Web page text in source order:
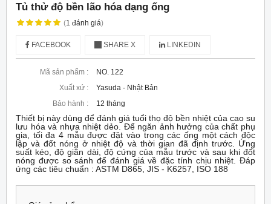
Tủ thử độ bền lão hóa dạng ống
(1 đánh giá)
FACEBOOK SHARE X LINKEDIN
Mã sản phẩm :
NO. 122
Xuất xứ :
Yasuda - Nhật Bản
Bảo hành :
12 tháng
Thiết bị này dùng để đánh giá tuổi thọ độ bền nhiệt của cao su
lưu hóa và nhựa nhiệt dẻo. Để ngăn ảnh hưởng của chất phụ
gia, tối đa 4 mẫu được đặt vào trong các ống một cách độc
lập và đốt nóng ở nhiệt độ và thời gian đã định trước. Ứng
suất kéo, độ giãn dài, độ cứng của mẫu trước và sau khi đốt
nóng được so sánh để đánh giá về đặc tính chịu nhiệt. Đáp
ứng các tiêu chuẩn : ASTM D865, JIS - K6257, ISO 188